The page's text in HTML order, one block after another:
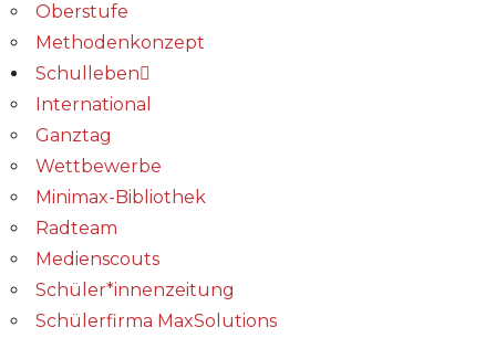
Oberstufe
Methodenkonzept
Schulleben
International
Ganztag
Wettbewerbe
Minimax-Bibliothek​
Radteam
Medienscouts
Schüler*innenzeitung
Schülerfirma MaxSolutions